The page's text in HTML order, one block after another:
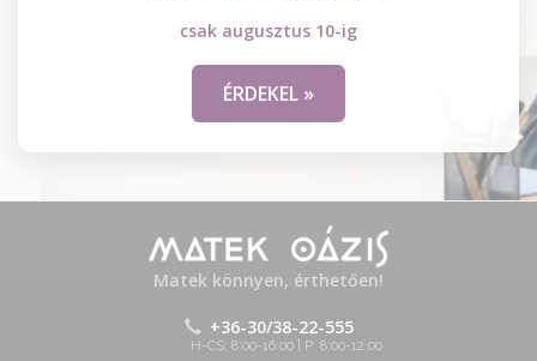
csak augusztus 10-ig
ÉRDEKEL »
Matek könnyen, érthetően!
+36-30/38-22-555
H-CS: 8:00-16:00 | P: 8:00-12:00